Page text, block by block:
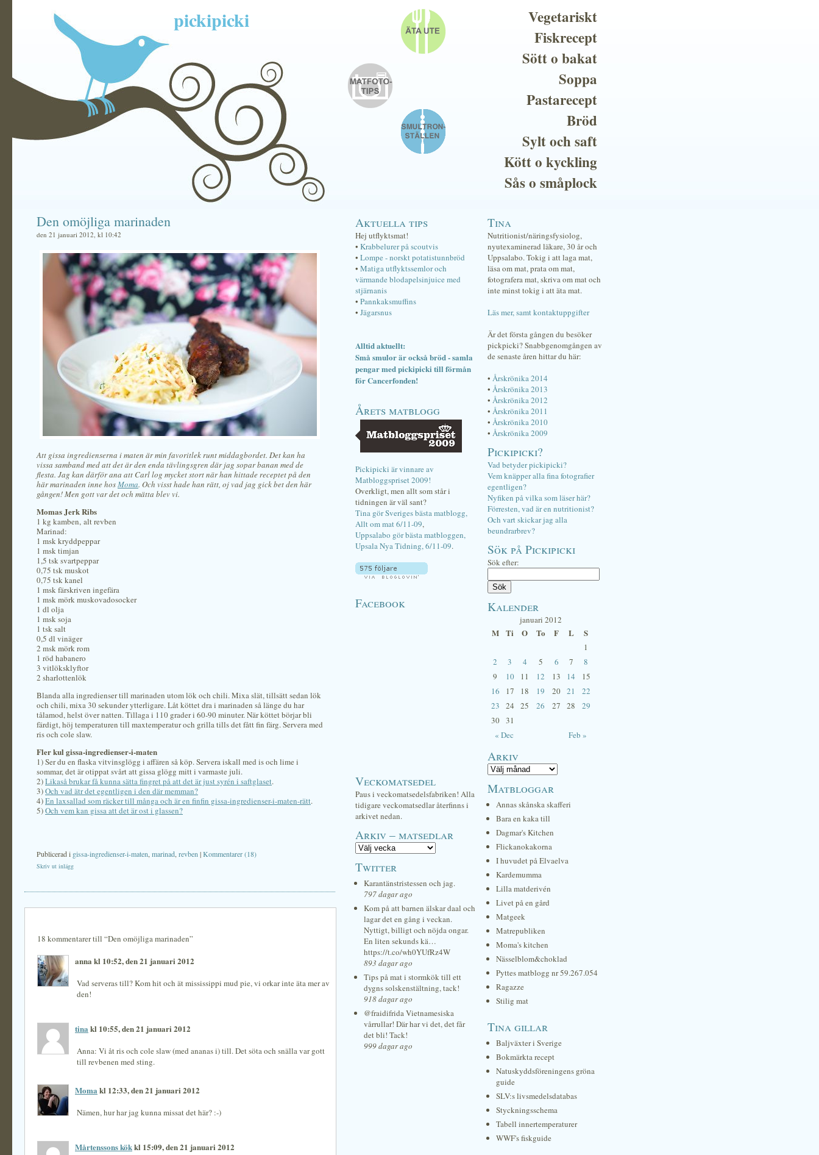
pickipicki
Vegetariskt
Fiskrecept
Sött o bakat
Soppa
Pastarecept
Bröd
Sylt och saft
Kött o kyckling
Sås o småplock
Den omöjliga marinaden
den 21 januari 2012, kl 10:42
Att gissa ingredienserna i maten är min favoritlek runt middagbordet. Det kan ha
vissa samband med att det är den enda tävlingsgren där jag sopar banan med de
flesta. Jag kan därför ana att Carl log mycket stort när han hittade receptet på den
här marinaden inne hosMoma. Och visst hade han rätt, oj vad jag gick bet den här
gången! Men gott var det och mätta blev vi.
Momas Jerk Ribs
1 kg kamben, alt revben
Marinad:
1 msk kryddpeppar
1 msk timjan
1,5 tsk svartpeppar
0,75 tsk muskot
0,75 tsk kanel
1 msk färskriven ingefära
1 msk mörk muskovadosocker
1 dl olja
1 msk soja
1 tsk salt
0,5 dl vinäger
2 msk mörk rom
1 röd habanero
3 vitlöksklyftor
2 sharlottenlök
Blanda alla ingredienser till marinaden utom lök och chili. Mixa slät, tillsätt sedan lök
och chili, mixa 30 sekunder ytterligare. Låt köttet dra i marinaden så länge du har
tålamod, helst över natten. Tillaga i 110 grader i 60-90 minuter. När köttet börjar bli
färdigt, höj temperaturen till maxtemperatur och grilla tills det fått fin färg. Servera med
ris och cole slaw.
Fler kul gissa-ingredienser-i-maten
1) Ser du en flaska vitvinsglögg i affären så köp. Servera iskall med is och lime i
sommar, det är otippat svårt att gissa glögg mitt i varmaste juli.
2)Likaså brukar få kunna sätta fingret på att det är just syrén i saftglaset.
3)Och vad ätr det egentligen i den där memman?
4)En laxsallad som räcker till många och är en finfin gissa-ingredienser-i-maten-rätt.
5)Och vem kan gissa att det är ost i glassen?
Publicerad i gissa-ingredienser-i-maten marinad revben |Kommentarer (18)
Skriv ut inlägg
18 kommentarer till “Den omöjliga marinaden”
anna kl 10:52, den 21 januari 2012
Vad serveras till? Kom hit och ät mississippi mud pie, vi orkar inte äta mer av
den!
tina kl 10:55, den 21 januari 2012
Anna: Vi åt ris och cole slaw (med ananas i) till. Det söta och snälla var gott
till revbenen med sting.
Moma kl 12:33, den 21 januari 2012
Nämen, hur har jag kunna missat det här? :-)
Mårtenssons kökkl 15:09, den 21 januari 2012
Aktuella tips
Hej utflyktsmat!
• Krabbelurer på scoutvis
• Lompe - norskt potatistunnbröd
• Matiga utflyktssemlor och
värmande blodapelsinjuice med
stjärnanis
• Pannkaksmuffins
• Jägarsnus
Alltid aktuellt:
Små smulor är också bröd - samla
pengar med pickipicki till förmån
för Cancerfonden!
Årets matblogg
Pickipicki är vinnare av
Matbloggspriset 2009!
Overkligt, men allt som står i
tidningen är väl sant?
Tina gör Sveriges bästa matblogg,
Allt om mat 6/11-09,
Uppsalabo gör bästa matbloggen,
Upsala Nya Tidning, 6/11-09.
Facebook
Veckomatsedel
Paus i veckomatsedelsfabriken! Alla
tidigare veckomatsedlar återfinns i
arkivet nedan.
Arkiv – matsedlar
Twitter
Karantänstristessen och jag.
797 dagar ago
Kom på att barnen älskar daal och
lagar det en gång i veckan.
Nyttigt, billigt och nöjda ongar.
En liten sekunds kä…
https://t.co/wh0YUfRz4W
893 dagar ago
Tips på mat i stormkök till ett
dygns solskenstältning, tack!
918 dagar ago
@fraidifrida Vietnamesiska
vårrullar! Där har vi det, det får
det bli! Tack!
999 dagar ago
Tina
Nutritionist/näringsfysiolog,
nyutexaminerad läkare, 30 år och
Uppsalabo. Tokig i att laga mat,
läsa om mat, prata om mat,
fotografera mat, skriva om mat och
inte minst tokig i att äta mat.
Läs mer, samt kontaktuppgifter
Är det första gången du besöker
pickpicki? Snabbgenomgången av
de senaste åren hittar du här:
• Årskrönika 2014
• Årskrönika 2013
• Årskrönika 2012
• Årskrönika 2011
• Årskrönika 2010
• Årskrönika 2009
Pickipicki?
Vad betyder pickipicki?
Vem knäpper alla fina fotografier
egentligen?
Nyfiken på vilka som läser här?
Förresten, vad är en nutritionist?
Och vart skickar jag alla
beundrarbrev?
Sök på Pickipicki
Sök efter:
Kalender
januari 2012
M Ti O To F L S
« Dec Feb »
1
2
3 4 5 6 7
8
9
10 11 12 13 14
15
16
17 18 19 20 21
22
23
24 25 26 27 28
29
30 31
Arkiv
Matbloggar
Annas skånska skafferi
Bara en kaka till
Dagmar's Kitchen
Flickanokakorna
I huvudet på Elvaelva
Kardemumma
Lilla matderivén
Livet på en gård
Matgeek
Matrepubliken
Moma's kitchen
Nässelblom&choklad
Pyttes matblogg nr 59.267.054
Ragazze
Stilig mat
Tina gillar
Baljväxter i Sverige
Bokmärkta recept
Natuskyddsföreningens gröna
guide
SLV:s livsmedelsdatabas
Styckningsschema
Tabell innertemperaturer
WWF's fiskguide